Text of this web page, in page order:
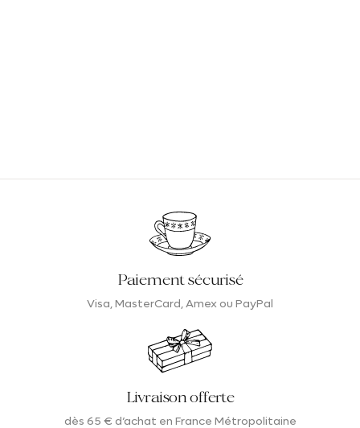
Paiement sécurisé
Visa, MasterCard, Amex ou PayPal
Livraison offerte
dès 65 € d’achat en France Métropolitaine